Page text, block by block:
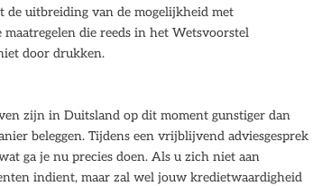
de uitbreiding van de mogelijkheid met
die reeds in het Wetsvoorstel
door drukken.
zijn in Duitsland op dit moment gunstiger dan
beleggen. Tijdens een vrijblijvend adviesgesprek
ga je nu precies doen. Als u zich niet aan
indient, maar zal wel jouw kredietwaardigheid